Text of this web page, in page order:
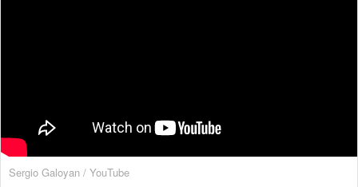
Sergio Galoyan / YouTube